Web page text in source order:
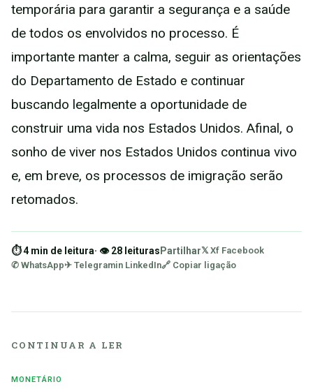
temporária para garantir a segurança e a saúde
de todos os envolvidos no processo. É
importante manter a calma, seguir as orientações
do Departamento de Estado e continuar
buscando legalmente a oportunidade de
construir uma vida nos Estados Unidos. Afinal, o
sonho de viver nos Estados Unidos continua vivo
e, em breve, os processos de imigração serão
retomados.
⏱ 4 min de leitura· 👁 28 leiturasPartilhar𝕏 Xf Facebook
✆ WhatsApp✈ Telegramin LinkedIn🔗 Copiar ligação
CONTINUAR A LER
MONETÁRIO